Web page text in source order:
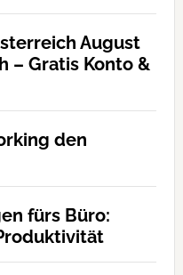
August
– Gratis Konto &
den
fürs Büro: